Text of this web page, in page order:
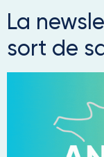
La
sort de